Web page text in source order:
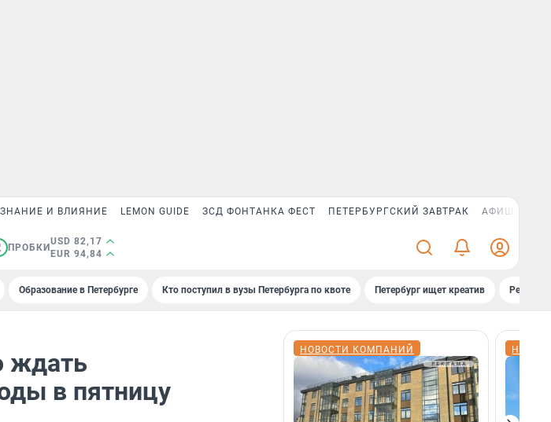
И ВЛИЯНИЕ LEMON GUIDE ЗСД ФОНТАНКА ФЕСТ ПЕТЕРБУРГСКИЙ ЗАВТРАК АФИША PLUS
ПРОБКИ
USD 82,17
EUR 94,84
Образование в Петербурге Кто поступил в вузы Петербурга по квоте Петербург ищет креатив
ждать
в пятницу
НОВОСТИ КОМПАНИЙ